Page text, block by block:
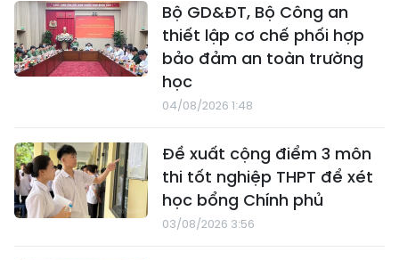
Bộ GD&ĐT, Bộ Công an
thiết lập cơ chế phối hợp
bảo đảm an toàn trường
học
04/08/2026 1:48
Đề xuất cộng điểm 3 môn
thi tốt nghiệp THPT để xét
học bổng Chính phủ
03/08/2026 3:56